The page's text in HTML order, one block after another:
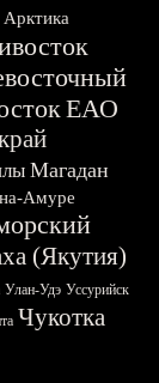
Арктика
ЕАО
Магадан
Амуре
(Якутия)
Улан-Удэ Уссурийск
Чукотка